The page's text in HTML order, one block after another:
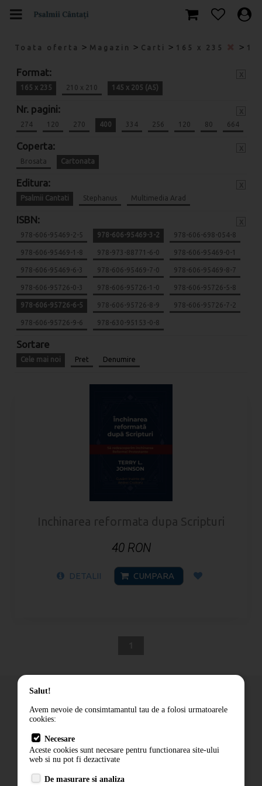
Toata oferta > Magazin > Carti > 165 x 235 >
Format:
165 x 235 210 x 210 145 x 205 (A5)
Nr. pagini:
274 120 270 400 334 256 120 80 664
Coperta:
Brosata Cartonata
Editura:
Psalmii Cantati Stephanus Multimedia Arad
ISBN:
978-606-95469-2-5 978-606-95469-3-2 978-606-698-054-8
978-606-95469-1-8 978-973-88771-6-0 978-606-95469-0-1
978-606-95469-6-3 978-606-95469-7-0 978-606-95469-8-7
978-606-95726-0-3 978-606-95726-1-0 978-606-95726-5-8
978-606-95726-6-5 978-606-95726-8-9 978-606-95726-7-2
978-606-95726-9-6 978-630-95153-0-8
Sortare
Cele mai noi Pret Denumire
Inchinarea reformata dupa Scripturi
40 RON
DETALII CUMPARA
Cum comand
Livrare
Contact
Salut!
Avem nevoie de consimtamantul tau de a folosi urmatoarele
cookies:
Necesare
Aceste cookies sunt necesare pentru functionarea site-ului
web si nu pot fi dezactivate
De masurare si analiza